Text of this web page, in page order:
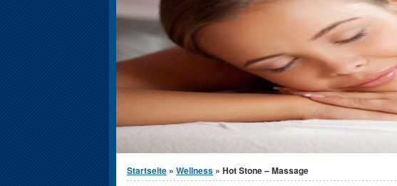
You are here
Startseite » Wellness » Hot Stone – Massage